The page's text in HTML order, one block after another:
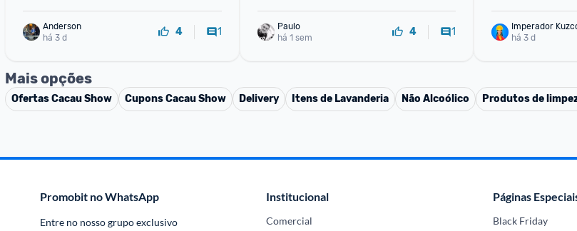
Anderson
há 3 d
4 1
Paulo
há 1 sem
4 1
Imperador
há 3 d
Mais opções
OfertasCacau Show CuponsCacau Show Delivery Itens de Lavanderia Não Alcoólico Produtos de
Promobit no WhatsApp
Entre no nosso grupo exclusivo
Institucional
Comercial
Páginas
Black Friday